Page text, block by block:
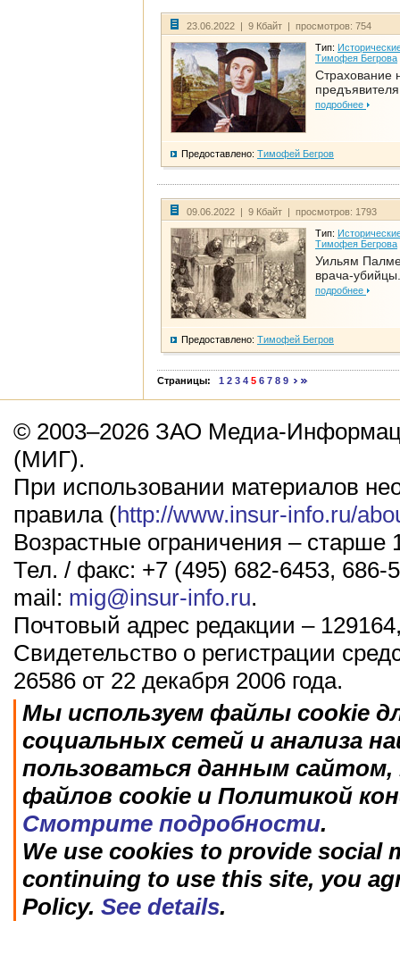
23.06.2022 | 9 Кбайт | просмотров: 754
Тип:
Тимофея Бегрова
Страхование
предъявителя
подробнее
Предоставлено: Тимофей Бегров
09.06.2022 | 9 Кбайт | просмотров: 1793
Тип:
Тимофея Бегрова
Уильям
врача-
подробнее
Предоставлено: Тимофей Бегров
Страницы: 1 2 3 4 5 6 7 8 9
© 2003–2026 ЗАО Медиа-
(МИГ).
При использовании материалов
правила (http://www.insur-info.ru/
Возрастные ограничения – старше
Тел. / факс: +7 (495) 682-6453, 686-
mail: mig@insur-info.ru.
Почтовый адрес редакции –
Свидетельство о регистрации
26586 от 22 декабря 2006 года.
Мы используем файлы cookie
социальных сетей и анализа
пользоваться данным
файлов cookie и Политикой
Смотрите подробности.
We use cookies to provide social
continuing to use this site, you
Policy. See details.